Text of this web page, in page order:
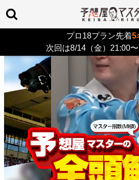
プロ18プラン先着5
次回は8/14（金）21:00
> 26/8/9 (日)